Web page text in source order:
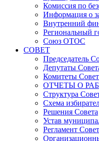
Комиссия по
Информация о
Внутренний
Региональный
Союз ОТОС
СОВЕТ
Председатель
Депутаты
Комитеты
ОТЧЕТЫ О
Структура
Схема
Решения Совета
Устав
Регламент